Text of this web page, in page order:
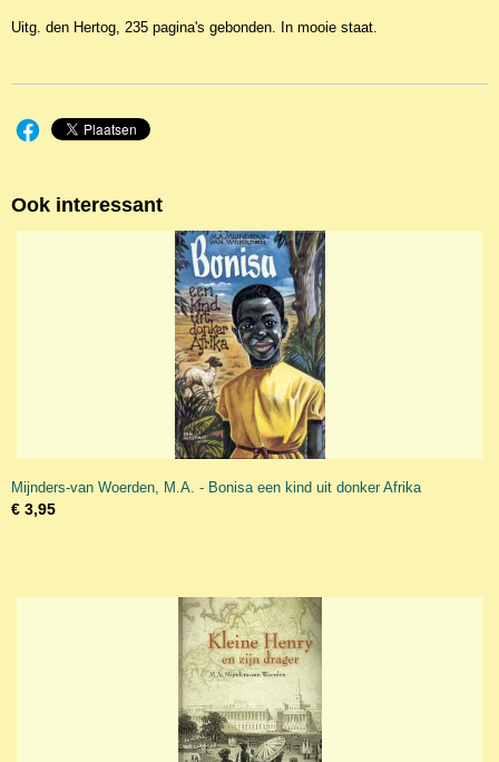
Uitg. den Hertog, 235 pagina's gebonden. In mooie staat.
Ook interessant
Mijnders-van Woerden, M.A. - Bonisa een kind uit donker Afrika
€ 3,95